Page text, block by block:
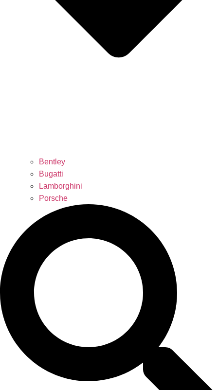
Bentley
Bugatti
Lamborghini
Porsche